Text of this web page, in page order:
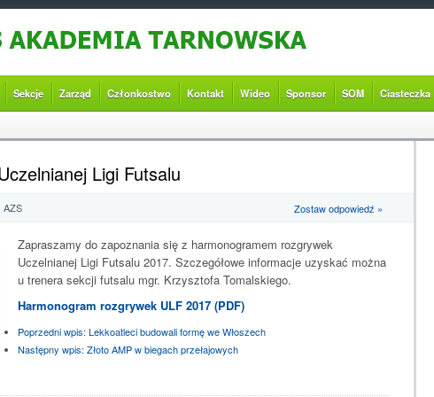
Sekcje Zarząd Członkostwo Kontakt Wideo Sponsor SOM Ciasteczka
Ligi Futsalu
AZS Zostaw odpowiedź »
Zapraszamy do zapoznania się z harmonogramem rozgrywek
Uczelnianej Ligi Futsalu 2017. Szczegółowe informacje uzyskać można
u trenera sekcji futsalu mgr. Krzysztofa Tomalskiego.
Harmonogram rozgrywek ULF 2017 (PDF)
Poprzedni wpis: Lekkoatleci budowali formę we Włoszech
Następny wpis: Złoto AMP w biegach przełajowych